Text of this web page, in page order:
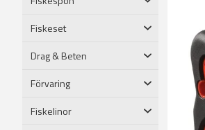
Fiskeset
Drag & Beten
Förvaring
Fiskelinor